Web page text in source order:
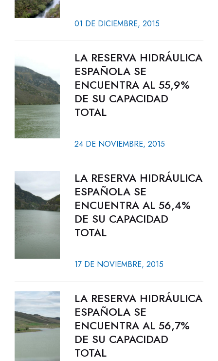
01 DE DICIEMBRE, 2015
LA RESERVA HIDRÁULICA
ESPAÑOLA SE
ENCUENTRA AL 55,9%
DE SU CAPACIDAD
TOTAL
24 DE NOVIEMBRE, 2015
LA RESERVA HIDRÁULICA
ESPAÑOLA SE
ENCUENTRA AL 56,4%
DE SU CAPACIDAD
TOTAL
17 DE NOVIEMBRE, 2015
LA RESERVA HIDRÁULICA
ESPAÑOLA SE
ENCUENTRA AL 56,7%
DE SU CAPACIDAD
TOTAL